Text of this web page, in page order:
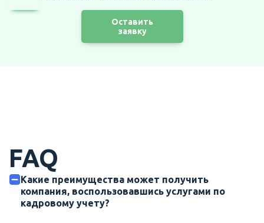
Оставить
заявку
FAQ
Какие преимущества может получить
компания, воспользовавшись услугами по
кадровому учету?